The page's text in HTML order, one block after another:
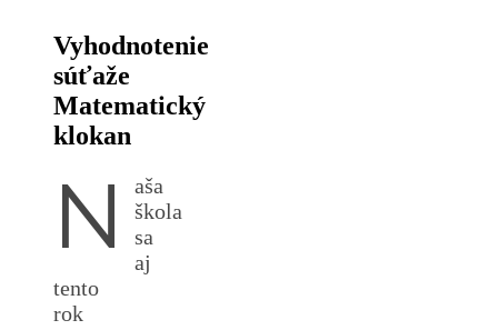
Vyhodnotenie
súťaže
Matematický
klokan
N
aša
škola
sa
aj
tento
rok